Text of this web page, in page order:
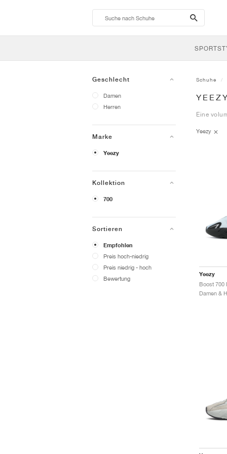
search-
btn
Geschlecht
Damen
Herren
Marke
Yeezy
Kollektion
700
Sortieren
Empfohlen
Preis hoch-niedrig
Preis niedrig - hoch
Bewertung
Schuhe
Eine
Yeezy
Yeezy
Boost 700